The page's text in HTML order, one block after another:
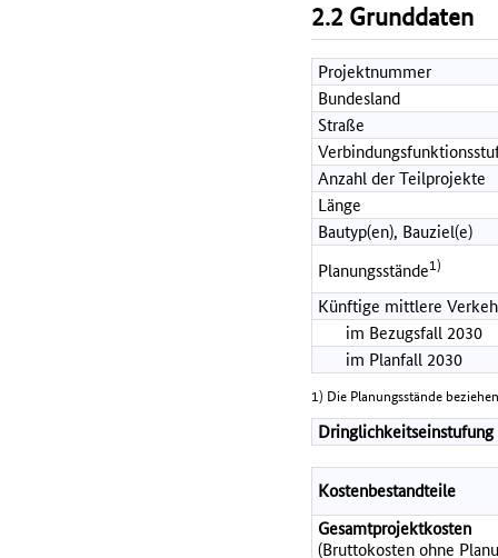
2.2 Grunddaten
Projektnummer
Bundesland
Straße
Anzahl der Teilprojekte
Länge
Bautyp(en), Bauziel(e)
Planungsstände1)
Künftige mittlere
im Bezugsfall 2030
im Planfall 2030
1) Die Planungsstände
Dringlichkeitseinstufung
Kostenbestandteile
Gesamtprojektkosten
(Bruttokosten ohne